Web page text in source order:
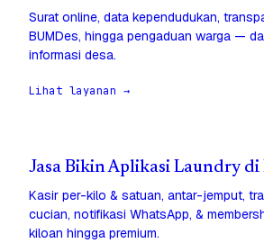
Surat online, data kependudukan,
BUMDes, hingga pengaduan warga —
informasi desa.
Lihat layanan →
Jasa Bikin Aplikasi Laundry
Kasir per-kilo & satuan, antar-jemput,
cucian, notifikasi WhatsApp, &
kiloan hingga premium.